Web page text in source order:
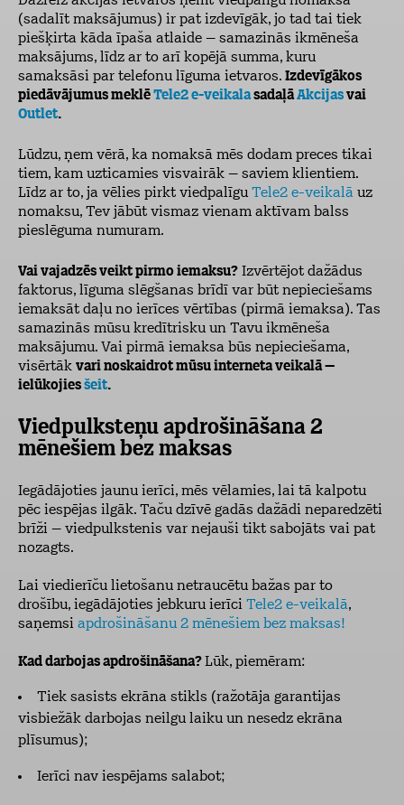
(sadalīt maksājumus) ir pat izdevīgāk, jo tad tai tiek
piešķirta kāda īpaša atlaide – samazinās ikmēneša
maksājums, līdz ar to arī kopējā summa, kuru
samaksāsi par telefonu līguma ietvaros. Izdevīgākos
piedāvājumus meklēTele2 e-veikalasadaļāAkcijasvai
Outlet.
Lūdzu, ņem vērā, ka nomaksā mēs dodam preces tikai
tiem, kam uzticamies visvairāk – saviem klientiem.
Līdz ar to, ja vēlies pirkt viedpalīgu Tele2 e-veikalā uz
nomaksu, Tev jābūt vismaz vienam aktīvam balss
pieslēguma numuram.
Vai vajadzēs veikt pirmo iemaksu? Izvērtējot dažādus
faktorus, līguma slēgšanas brīdī var būt nepieciešams
iemaksāt daļu no ierīces vērtības (pirmā iemaksa). Tas
samazinās mūsu kredītrisku un Tavu ikmēneša
maksājumu. Vai pirmā iemaksa būs nepieciešama,
visērtāk vari noskaidrot mūsu interneta veikalā –
ielūkojiesšeit.
Viedpulksteņu apdrošināšana 2
mēnešiem bez maksas
Iegādājoties jaunu ierīci, mēs vēlamies, lai tā kalpotu
pēc iespējas ilgāk. Taču dzīvē gadās dažādi neparedzēti
brīži – viedpulkstenis var nejauši tikt sabojāts vai pat
nozagts.
Lai viedierīču lietošanu netraucētu bažas par to
drošību, iegādājoties jebkuru ierīci Tele2 e-veikalā,
saņemsi apdrošināšanu 2 mēnešiem bez maksas!
Kad darbojas apdrošināšana?Lūk, piemēram:
Tiek sasists ekrāna stikls (ražotāja garantijas
visbiežāk darbojas neilgu laiku un nesedz ekrāna
plīsumus);
Ierīci nav iespējams salabot;